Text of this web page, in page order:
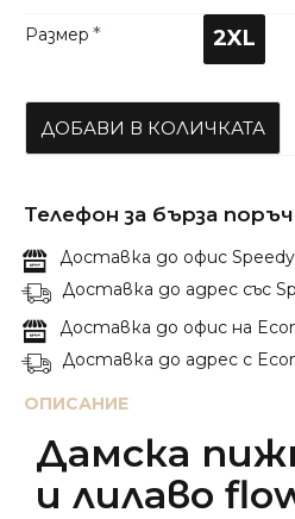
Размер 2XL
ДОБАВИ В КОЛИЧКАТА
Телефон за бърза
Доставка до офис Speedy
Доставка до адрес със
Доставка до офис на
Доставка до адрес с
ОПИСАНИЕ
Дамска
и лилаво